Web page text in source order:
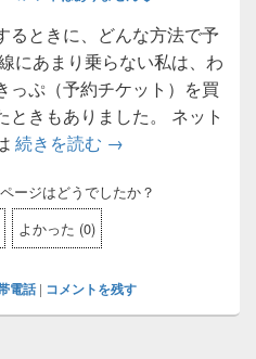
るときに、どんな方法で予
にあまり乗らない私は、わ
っぷ（予約チケット）を買
ときもありました。 ネット
続きを読む スマホでかんたん
→
ージはどうでしたか？
よかった (0)
電話 | コメントを残す